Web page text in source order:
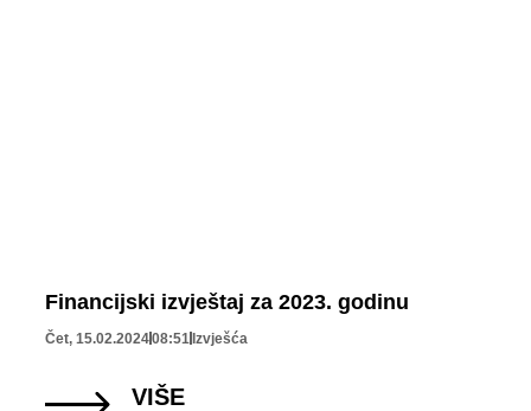
Financijski izvještaj za 2023. godinu
Čet, 15.02.202408:51 Izvješća
VIŠE